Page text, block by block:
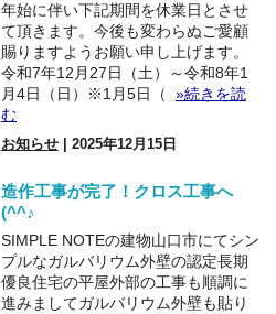
年始に伴い下記期間を休業日とさせ
て頂きます。今後も変わらぬご愛顧
賜りますようお願い申し上げます。
令和7年12月27日（土）～令和8年1
月4日（日）※1月5日（ »続きを読
む
お知らせ| 2025年12月15日
造作工事が完了！クロス工事へ
(^^♪
SIMPLE NOTEの建物山口市にてシン
プルなガルバリウム外壁の認定長期
優良住宅の平屋外部の工事も順調に
進みましてガルバリウム外壁も貼り